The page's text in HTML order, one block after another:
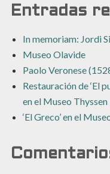
Entradas
In memoriam: Jordi
Museo Olavide
Paolo Veronese
Restauración de ‘El
en el Museo Thyssen
‘El Greco’ en el